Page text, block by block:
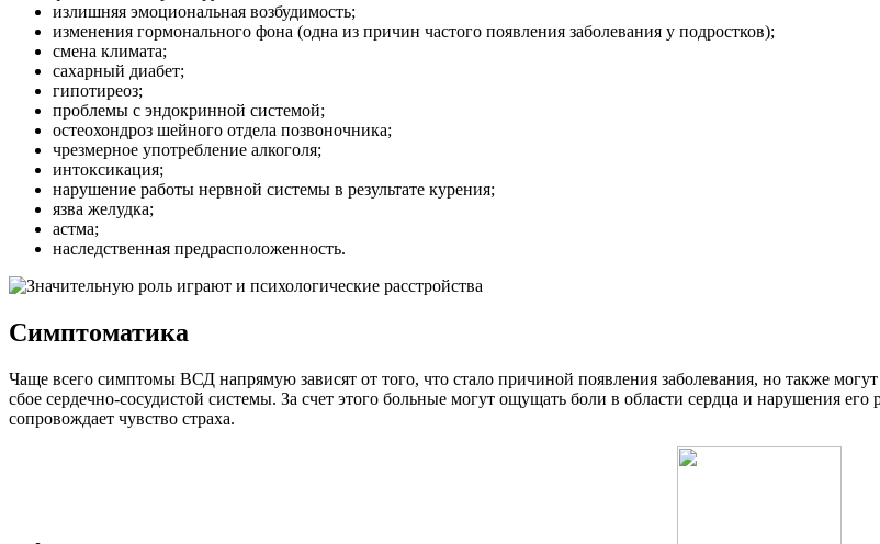
излишняя эмоциональная возбудимость;
изменения гормонального фона (одна из причин частого появления заболевания у подростков);
смена климата;
сахарный диабет;
гипотиреоз;
проблемы с эндокринной системой;
остеохондроз шейного отдела позвоночника;
чрезмерное употребление алкоголя;
интоксикация;
нарушение работы нервной системы в результате курения;
язва желудка;
астма;
наследственная предрасположенность.
Симптоматика
Чаще всего симптомы ВСД напрямую зависят от того, что стало причиной появления заболевания, но также
сбое сердечно-сосудистой системы. За счет этого больные могут ощущать боли в области сердца и нарушения
сопровождает чувство страха.